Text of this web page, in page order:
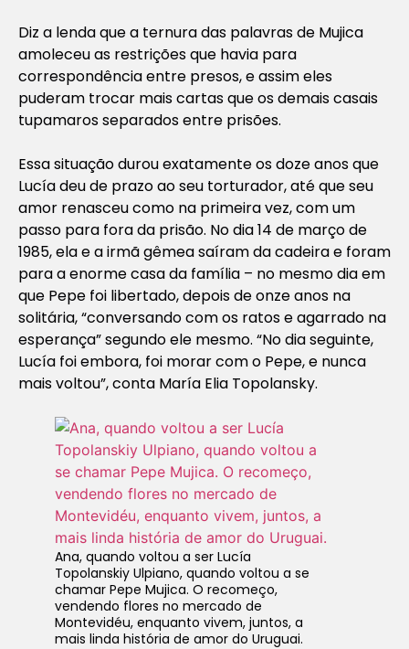
Diz a lenda que a ternura das palavras de Mujica
amoleceu as restrições que havia para
correspondência entre presos, e assim eles
puderam trocar mais cartas que os demais casais
tupamaros separados entre prisões.
Essa situação durou exatamente os doze anos que
Lucía deu de prazo ao seu torturador, até que seu
amor renasceu como na primeira vez, com um
passo para fora da prisão. No dia 14 de março de
1985, ela e a irmã gêmea saíram da cadeira e foram
para a enorme casa da família – no mesmo dia em
que Pepe foi libertado, depois de onze anos na
solitária, “conversando com os ratos e agarrado na
esperança” segundo ele mesmo. “No dia seguinte,
Lucía foi embora, foi morar com o Pepe, e nunca
mais voltou”, conta María Elia Topolansky.
Ana, quando voltou a ser Lucía
Topolanskiy Ulpiano, quando voltou a se
chamar Pepe Mujica. O recomeço,
vendendo flores no mercado de
Montevidéu, enquanto vivem, juntos, a
mais linda história de amor do Uruguai.